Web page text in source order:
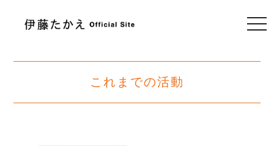
これまでの活動